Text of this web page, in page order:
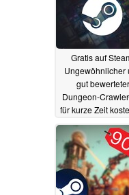
Gratis auf
Ungewöhnlicher
gut bewerteter
Dungeon-
für kurze Zeit
spielbar